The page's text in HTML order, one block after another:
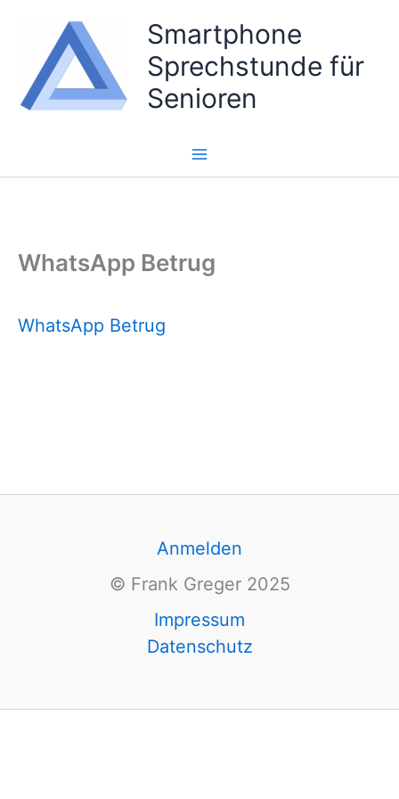
springen
Smartphone
Sprechstunde für
Senioren
WhatsApp Betrug
WhatsApp Betrug
Anmelden
© Frank Greger 2025
Impressum
Datenschutz